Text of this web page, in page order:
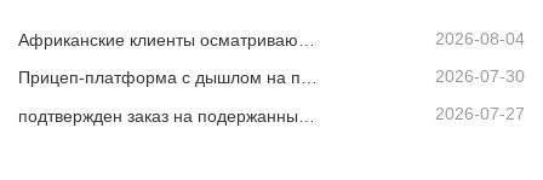
2026-08-04
Прицеп-платформа с дышлом на продажу 2026-07-30
2026-07-27